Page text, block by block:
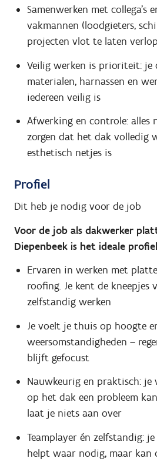
Samenwerken met collega’s
vakmannen (loodgieters,
projecten vlot te laten
Veilig werken is prioriteit: je
materialen, harnassen en
iedereen veilig is
Afwerking en controle: alles
zorgen dat het dak volledig
esthetisch netjes is
Profiel
Dit heb je nodig voor de job
Voor de job als dakwerker
Diepenbeek is het ideale
Ervaren in werken met platte
roofing. Je kent de kneepjes
zelfstandig werken
Je voelt je thuis op hoogte
weersomstandigheden –
blijft gefocust
Nauwkeurig en praktisch:
op het dak een probleem
laat je niets aan over
Teamplayer én zelfstandig:
helpt waar nodig, maar kan